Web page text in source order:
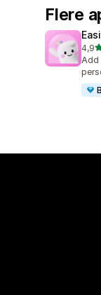
Flere
4,9
Add